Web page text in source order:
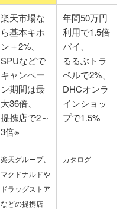
楽天市場な
ら基本キホ
ン＋2%、
SPUなどで
キャンペー
ン期間は最
大36倍、
提携店で2～
3倍※
年間50万円
利用で1.5倍
バイ、
るるぶトラ
ベルで2%、
DHCオンラ
インショッ
プで1.5%
楽天グループ、
マクドナルドや
ドラッグストア
などの提携店
カタログ